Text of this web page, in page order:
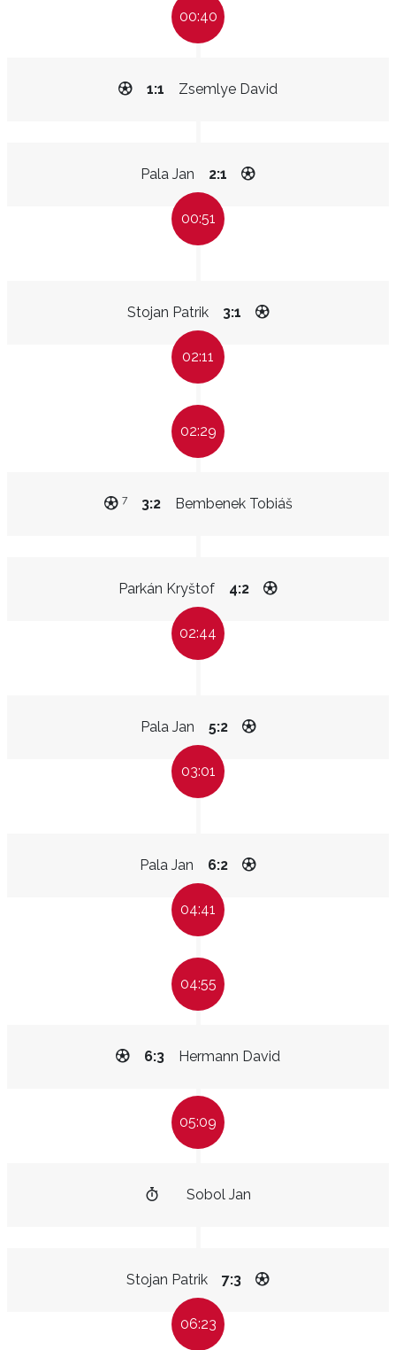
00:40
Zsemlye David
1:1
Pala Jan 2:1
00:51
Stojan Patrik 3:1
02:11
02:29
Bembenek Tobiáš
3:2
7
Parkán Kryštof 4:2
02:44
Pala Jan 5:2
03:01
Pala Jan 6:2
04:41
04:55
Hermann David
6:3
05:09
Sobol Jan
Stojan Patrik 7:3
06:23